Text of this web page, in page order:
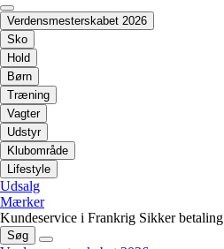
Verdensmesterskabet 2026
Sko
Hold
Børn
Træning
Vagter
Udstyr
Klubområde
Lifestyle
Udsalg
Mærker
Kundeservice i Frankrig Sikker betaling
Søg